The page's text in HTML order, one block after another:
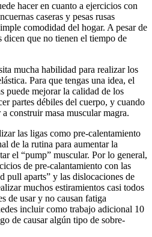
hacer en cuanto a ejercicios con
caseras y pesas rusas
comodidad del hogar. A pesar de
dicen que no tienen el tiempo de
mucha habilidad para realizar los
Para que tengas una idea, el
puede mejorar la calidad de los
partes débiles del cuerpo, y cuando
construir masa muscular magra.
las ligas como pre-calentamiento
de la rutina para aumentar la
el “pump” muscular. Por lo general,
de pre-calantamiento con las
pull aparts” y las dislocaciones de
muchos estiramientos casi todos
de usar y no causan fatiga
incluir como trabajo adicional 10
de causar algún tipo de sobre-